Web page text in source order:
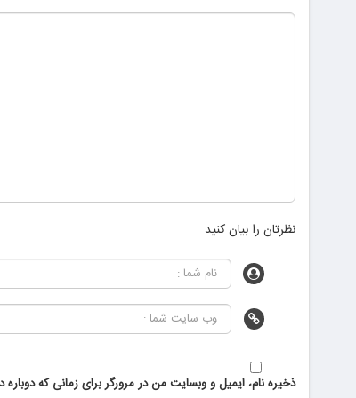
نظرتان را بیان کنید
ذخیره نام، ایمیل و وبسایت من در مرورگر برای زمانی که